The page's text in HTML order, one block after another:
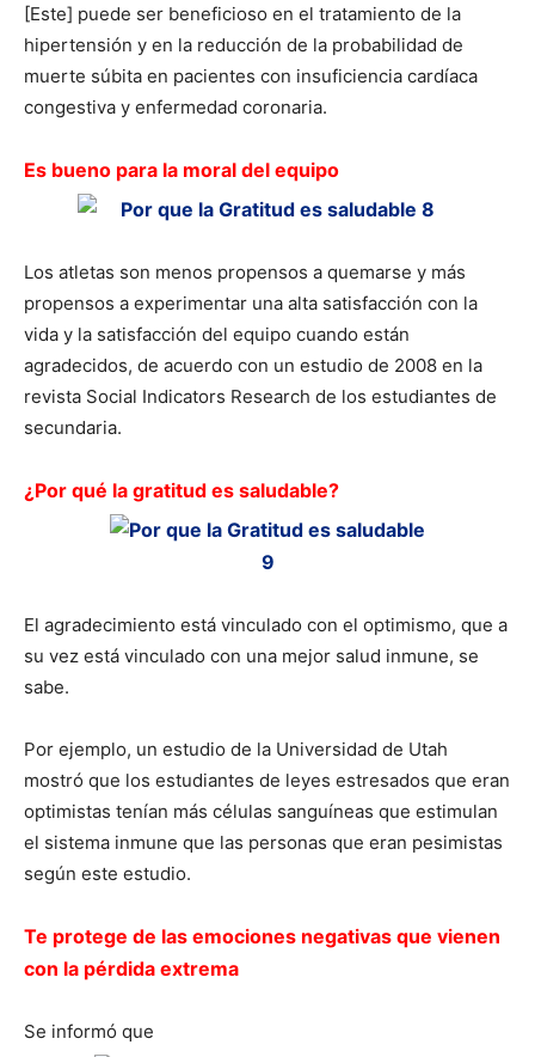
[Este] puede ser beneficioso en el tratamiento de la
hipertensión y en la reducción de la probabilidad de
muerte súbita en pacientes con insuficiencia cardíaca
congestiva y enfermedad coronaria.
Es bueno para la moral del equipo
Los atletas son menos propensos a quemarse y más
propensos a experimentar una alta satisfacción con la
vida y la satisfacción del equipo cuando están
agradecidos, de acuerdo con un estudio de 2008 en la
revista Social Indicators Research de los estudiantes de
secundaria.
¿Por qué la gratitud es saludable?
El agradecimiento está vinculado con el optimismo, que a
su vez está vinculado con una mejor salud inmune, se
sabe.
Por ejemplo, un estudio de la Universidad de Utah
mostró que los estudiantes de leyes estresados que eran
optimistas tenían más células sanguíneas que estimulan
el sistema inmune que las personas que eran pesimistas
según este estudio.
Te protege de las emociones negativas que vienen
con la pérdida extrema
Se informó que